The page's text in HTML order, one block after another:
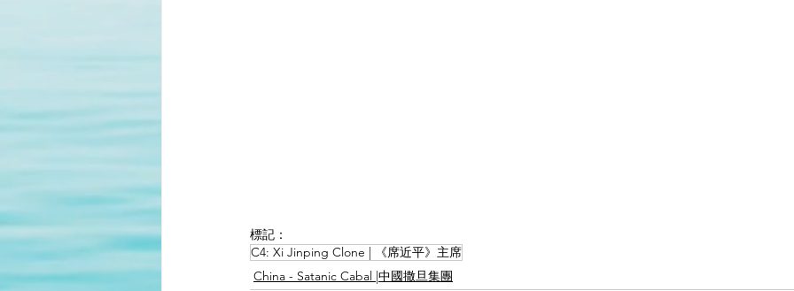
標記：
C4: Xi Jinping Clone | 《席近平》主席
China - Satanic Cabal |中國撒旦集團